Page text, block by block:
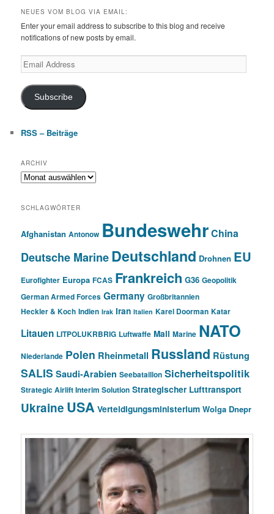
NEUES VOM BLOG VIA EMAIL:
Enter your email address to subscribe to this blog and receive
notifications of new posts by email.
Email
Address
Subscribe
RSS – Beiträge
ARCHIV
Archiv
SCHLAGWÖRTER
Afghanistan Antonow BundeswehrChina
Deutsche MarineDeutschland Drohnen EU
Eurofighter Europa FCAS Frankreich G36 Geopolitik
German Armed Forces Germany Großbritannien
Heckler & Koch Indien Irak Iran Italien Karel Doorman Katar
Litauen LITPOLUKRBRIG Luftwaffe Mali Marine NATO
Niederlande Polen Rheinmetall Russland Rüstung
SALIS Saudi-Arabien Seebataillon Sicherheitspolitik
Strategic Airlift Interim Solution Strategischer Lufttransport
Ukraine USA Verteidigungsministerium Wolga Dnepr